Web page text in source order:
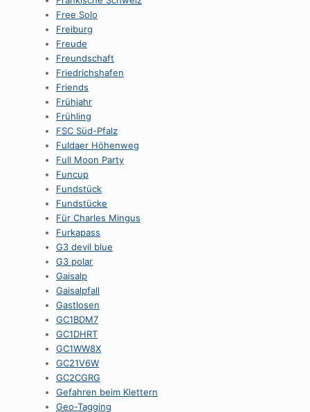
Free Solo
Freiburg
Freude
Freundschaft
Friedrichshafen
Friends
Frühjahr
Frühling
FSC Süd-Pfalz
Fuldaer Höhenweg
Full Moon Party
Funcup
Fundstück
Fundstücke
Für Charles Mingus
Furkapass
G3 devil blue
G3 polar
Gaisalp
Gaisalpfall
Gastlosen
GC1BDM7
GC1DHRT
GC1WW8X
GC21V6W
GC2CGRG
Gefahren beim Klettern
Geo-Tagging